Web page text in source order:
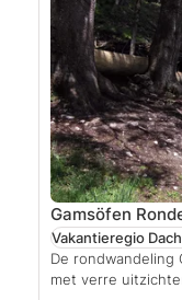
Gamsöfen
De rondwandeling
met verre